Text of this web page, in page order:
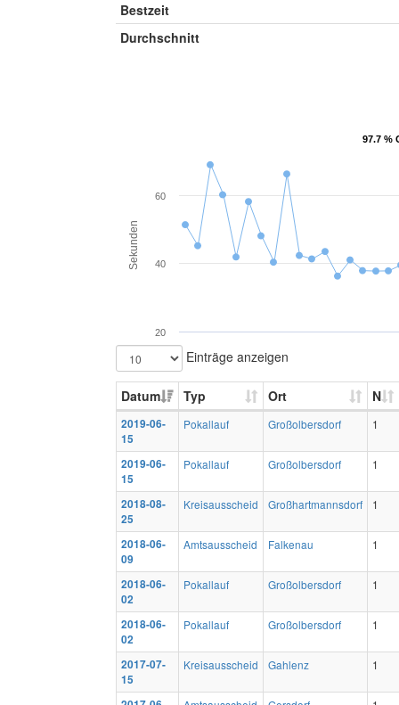
Bestzeit
Durchschnitt
97.7 %
97.7 %
Sekunden
20
40
60
Einträge anzeigen
Datum Typ Ort N
2019-06-
15
Pokallauf Großolbersdorf 1
2019-06-
15
Pokallauf Großolbersdorf 1
2018-08-
25
Kreisausscheid Großhartmannsdorf 1
2018-06-
09
Amtsausscheid Falkenau 1
2018-06-
02
Pokallauf Großolbersdorf 1
2018-06-
02
Pokallauf Großolbersdorf 1
2017-07-
15
Kreisausscheid Gahlenz 1